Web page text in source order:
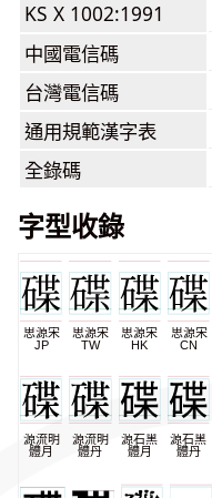
KS X 1002:1991
中國電信碼
台灣電信碼
通用規範漢字表
全錄碼
字型收錄
思源宋
JP
思源宋
TW
思源宋
HK
思源宋
CN
源流明
體月
源流明
體丹
源石黑
體月
源石黑
體丹